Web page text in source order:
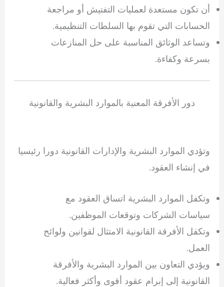
أن تكون مستعدة لعمليات التفتيش أو مراجعة
الحسابات التي تقوم بها السلطات التنظيمية.
وتساعد الوثائق المناسبة على حل المنازعات
بسرعة وكفاءة.
دور الأفرقة المعنية بالموارد البشرية والقانونية
وتؤدي الموارد البشرية والإدارات القانونية دورا رئيسيا
في إنشاء العقود.
وتكفل الموارد البشرية اتساق العقود مع
سياسات الشركات وتوقعات الموظفين.
وتكفل الأفرقة القانونية الامتثال لقوانين ولوائح
العمل.
ويؤدي التعاون بين الموارد البشرية والأفرقة
القانونية إلى إبرام عقود أقوى وأكثر فعالية.